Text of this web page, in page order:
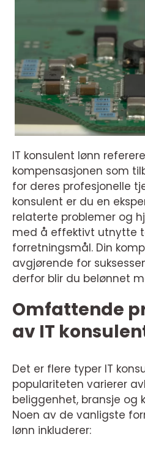
IT konsulent lønn
kompensasjonen som
for deres profesjonelle
konsulent er du en
relaterte problemer og
med å effektivt utnytte
forretningsmål. Din
avgjørende for
derfor blir du belønnet
Omfattende
av IT
Det er flere typer IT
populariteten varierer
beliggenhet, bransje og
Noen av de vanligste
lønn inkluderer: